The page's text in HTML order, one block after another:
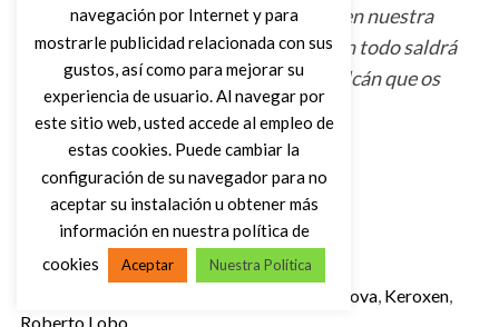
isleños, todos ellos seres mitológicos en nuestra
mente. Si nos lo ponéis a buen volumen todo saldrá
muy telúrico y volcánico, Somos un volcán que os
visita.
Etiquetas de la historia
Fasenuova, Keroxen,
Roberto Lobo
navegación por Internet y para
mostrarle publicidad relacionada con sus
gustos, así como para mejorar su
experiencia de usuario. Al navegar por
este sitio web, usted accede al empleo de
estas cookies. Puede cambiar la
configuración de su navegador para no
aceptar su instalación u obtener más
información en nuestra política de
cookies
Aceptar Nuestra Política